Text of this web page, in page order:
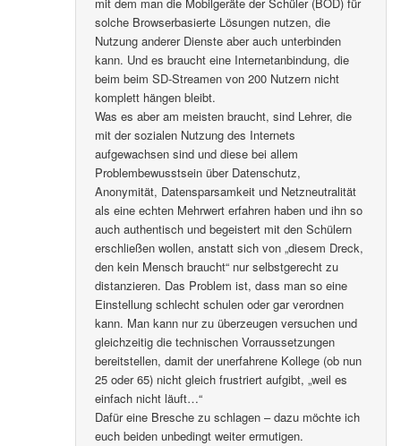
mit dem man die Mobilgeräte der Schüler (BOD) für
solche Browserbasierte Lösungen nutzen, die
Nutzung anderer Dienste aber auch unterbinden
kann. Und es braucht eine Internetanbindung, die
beim beim SD-Streamen von 200 Nutzern nicht
komplett hängen bleibt.
Was es aber am meisten braucht, sind Lehrer, die
mit der sozialen Nutzung des Internets
aufgewachsen sind und diese bei allem
Problembewusstsein über Datenschutz,
Anonymität, Datensparsamkeit und Netzneutralität
als eine echten Mehrwert erfahren haben und ihn so
auch authentisch und begeistert mit den Schülern
erschließen wollen, anstatt sich von „diesem Dreck,
den kein Mensch braucht“ nur selbstgerecht zu
distanzieren. Das Problem ist, dass man so eine
Einstellung schlecht schulen oder gar verordnen
kann. Man kann nur zu überzeugen versuchen und
gleichzeitig die technischen Vorraussetzungen
bereitstellen, damit der unerfahrene Kollege (ob nun
25 oder 65) nicht gleich frustriert aufgibt, „weil es
einfach nicht läuft…“
Dafür eine Bresche zu schlagen – dazu möchte ich
euch beiden unbedingt weiter ermutigen.